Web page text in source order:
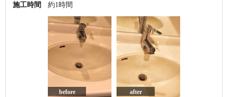
施工時間
約1時間
before after